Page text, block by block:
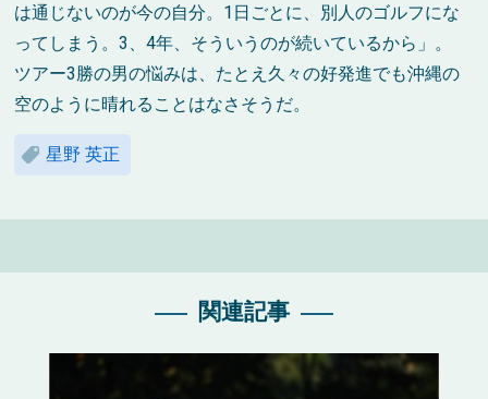
は通じないのが今の自分。1日ごとに、別人のゴルフにな
ってしまう。3、4年、そういうのが続いているから」。
ツアー3勝の男の悩みは、たとえ久々の好発進でも沖縄の
空のように晴れることはなさそうだ。
星野 英正
関連記事